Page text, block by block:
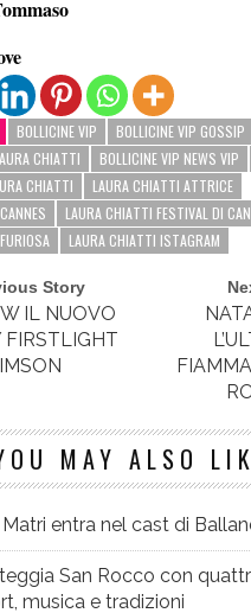
BOLLICINE VIP
BOLLICINE VIP GOSSIP
CHIATTI
BOLLICINE VIP NEWS VIP
CHIATTI
LAURA CHIATTI ATTRICE
LAURA CHIATTI FESTIVAL DI
LAURA CHIATTI ISTAGRAM
Story
IL NUOVO
FIRSTLIGHT
MAY ALSO
entra nel cast di
San Rocco con
musica e tradizioni